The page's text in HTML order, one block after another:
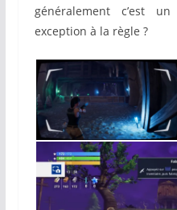
généralement c’est
exception à la règle ?